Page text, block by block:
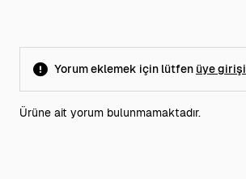
Yorum eklemek için lütfen üye girişi
Ürüne ait yorum bulunmamaktadır.